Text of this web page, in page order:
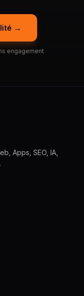
→
engagement
Apps, SEO, IA,